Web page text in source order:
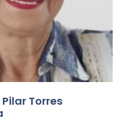
Torres